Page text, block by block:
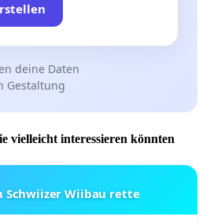
deine Daten
Gestaltung
vielleicht interessieren könnten
Schwiizer Wiibau rette